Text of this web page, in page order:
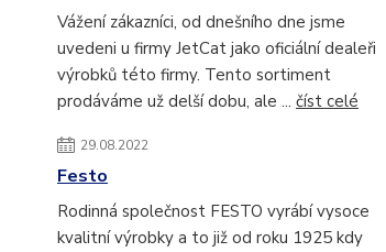
Vážení zákazníci, od dnešního dne jsme
uvedeni u firmy JetCat jako oficiální dealeři
výrobků této firmy. Tento sortiment
prodáváme už delší dobu, ale ... číst celé
29.08.2022
Festo
Rodinná společnost FESTO vyrábí vysoce
kvalitní výrobky a to již od roku 1925 kdy